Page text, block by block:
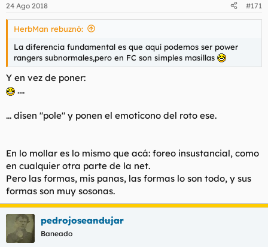
24 Ago 2018 #171
HerbMan rebuznó:
La diferencia fundamental es que aquí podemos ser power
rangers subnormales,pero en FC son simples masillas
Y en vez de poner:
....
... disen "pole" y ponen el emoticono del roto ese.
En lo mollar es lo mismo que acá: foreo insustancial, como
en cualquier otra parte de la net.
Pero las formas, mis panas, las formas lo son todo, y sus
formas son muy sosonas.
pedrojoseandujar
Baneado